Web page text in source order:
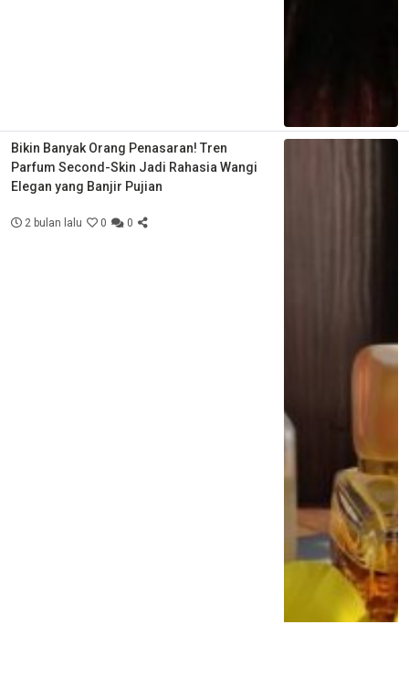
Bikin Banyak Orang Penasaran! Tren
Parfum Second-Skin Jadi Rahasia Wangi
Elegan yang Banjir Pujian
2 bulan lalu 0 0